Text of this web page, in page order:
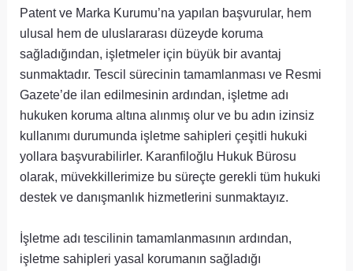
Patent ve Marka Kurumu’na yapılan başvurular, hem
ulusal hem de uluslararası düzeyde koruma
sağladığından, işletmeler için büyük bir avantaj
sunmaktadır. Tescil sürecinin tamamlanması ve Resmi
Gazete’de ilan edilmesinin ardından, işletme adı
hukuken koruma altına alınmış olur ve bu adın izinsiz
kullanımı durumunda işletme sahipleri çeşitli hukuki
yollara başvurabilirler. Karanfiloğlu Hukuk Bürosu
olarak, müvekkillerimize bu süreçte gerekli tüm hukuki
destek ve danışmanlık hizmetlerini sunmaktayız.
İşletme adı tescilinin tamamlanmasının ardından,
işletme sahipleri yasal korumanın sağladığı